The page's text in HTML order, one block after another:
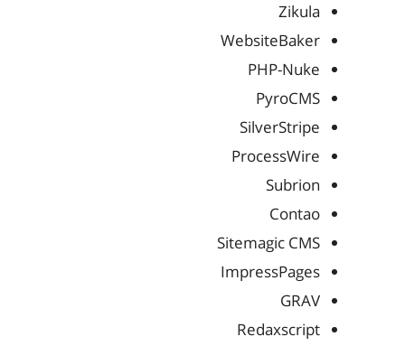
Zikula
WebsiteBaker
PHP-Nuke
PyroCMS
SilverStripe
ProcessWire
Subrion
Contao
Sitemagic CMS
ImpressPages
GRAV
Redaxscript